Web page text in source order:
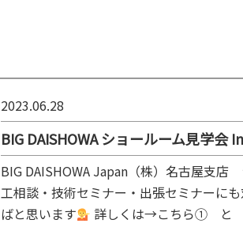
2023.06.28
BIG DAISHOWA ショールーム見学会
BIG DAISHOWA Japan（株）名古屋支
工相談・技術セミナー・出張セミナーに
ばと思います
詳しくは→こちら① と